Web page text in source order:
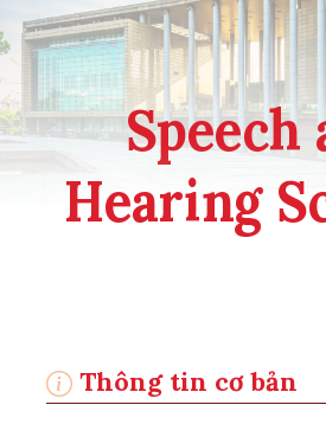
Speech
Hearing
Thông tin cơ bản